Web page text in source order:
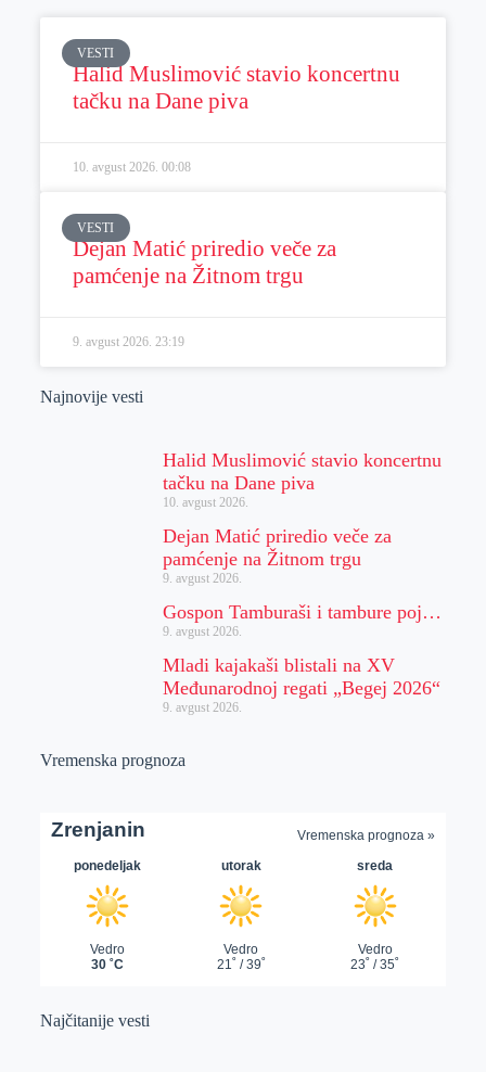
VESTI
Halid Muslimović stavio koncertnu
tačku na Dane piva
10. avgust 2026. 00:08
VESTI
Dejan Matić priredio veče za
pamćenje na Žitnom trgu
9. avgust 2026. 23:19
Najnovije vesti
Halid Muslimović stavio koncertnu
tačku na Dane piva
10. avgust 2026.
Dejan Matić priredio veče za
pamćenje na Žitnom trgu
9. avgust 2026.
Gospon Tamburaši i tambure poj…
9. avgust 2026.
Mladi kajakaši blistali na XV
Međunarodnoj regati „Begej 2026“
9. avgust 2026.
Vremenska prognoza
Najčitanije vesti